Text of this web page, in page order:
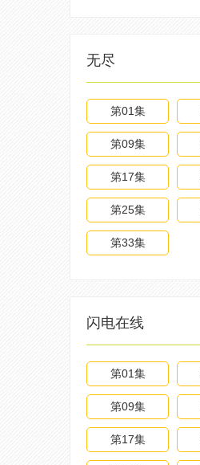
无尽
第01集
第09集
第17集
第25集
第33集
闪电在线
第01集
第09集
第17集